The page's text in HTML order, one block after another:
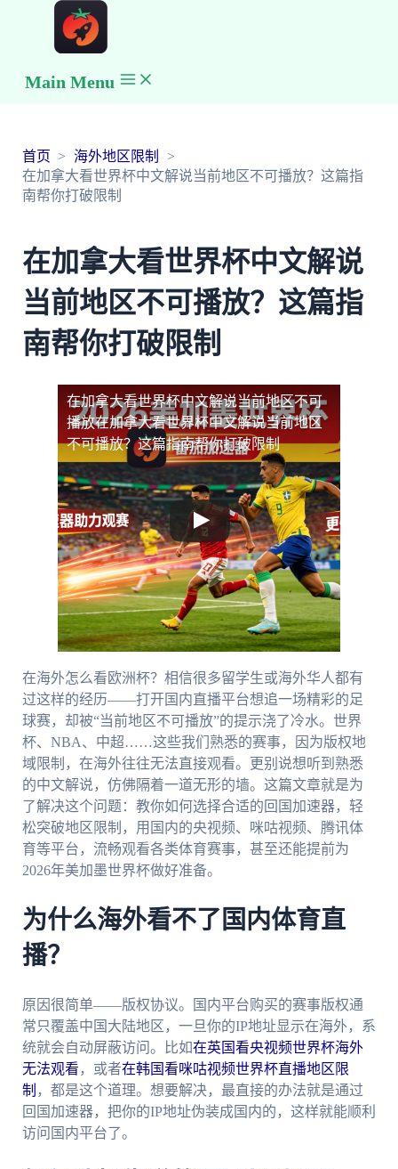
Main Menu
首页
海外地区限制
在加拿大看世界杯中文解说当前地区不可播放？这篇指
南帮你打破限制
在加拿大看世界杯中文解说
当前地区不可播放？这篇指
南帮你打破限制
在加拿大看世界杯中文解说当前地区不可
播放在加拿大看世界杯中文解说当前地区
不可播放？这篇指南帮你打破限制
在海外怎么看欧洲杯？相信很多留学生或海外华人都有
过这样的经历——打开国内直播平台想追一场精彩的足
球赛，却被“当前地区不可播放”的提示浇了冷水。世界
杯、NBA、中超……这些我们熟悉的赛事，因为版权地
域限制，在海外往往无法直接观看。更别说想听到熟悉
的中文解说，仿佛隔着一道无形的墙。这篇文章就是为
了解决这个问题：教你如何选择合适的回国加速器，轻
松突破地区限制，用国内的央视频、咪咕视频、腾讯体
育等平台，流畅观看各类体育赛事，甚至还能提前为
2026年美加墨世界杯做好准备。
为什么海外看不了国内体育直
播？
原因很简单——版权协议。国内平台购买的赛事版权通
常只覆盖中国大陆地区，一旦你的IP地址显示在海外，系
统就会自动屏蔽访问。比如在英国看央视频世界杯海外
无法观看 ，或者在韩国看咪咕视频世界杯直播地区限
制 ，都是这个道理。想要解决，最直接的办法就是通过
回国加速器，把你的IP地址伪装成国内的，这样就能顺利
访问国内平台了。